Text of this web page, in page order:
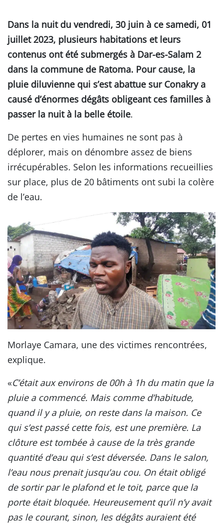
Dans la nuit du vendredi, 30 juin à ce samedi, 01
juillet 2023, plusieurs habitations et leurs
contenus ont été submergés à Dar-es-Salam 2
dans la commune de Ratoma. Pour cause, la
pluie diluvienne qui s’est abattue sur Conakry a
causé d’énormes dégâts obligeant ces familles à
passer la nuit à la belle étoile.
De pertes en vies humaines ne sont pas à
déplorer, mais on dénombre assez de biens
irrécupérables. Selon les informations recueillies
sur place, plus de 20 bâtiments ont subi la colère
de l’eau.
Morlaye Camara, une des victimes rencontrées,
explique.
«C’était aux environs de 00h à 1h du matin que la
pluie a commencé. Mais comme d’habitude,
quand il y a pluie, on reste dans la maison. Ce
qui s’est passé cette fois, est une première. La
clôture est tombée à cause de la très grande
quantité d’eau qui s’est déversée. Dans le salon,
l’eau nous prenait jusqu’au cou. On était obligé
de sortir par le plafond et le toit, parce que la
porte était bloquée. Heureusement qu’il n’y avait
pas le courant, sinon, les dégâts auraient été